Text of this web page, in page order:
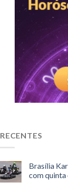
RECENTES
Brasília
com quinta